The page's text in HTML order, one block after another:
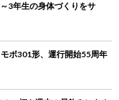
3年生の身体づくりをサ
ボ301形、運行開始55周年